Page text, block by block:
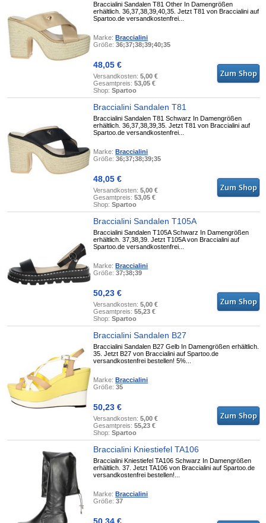
Braccialini Sandalen T81 Other In Damengrößen
erhältlich. 36,37,38,39,40,35. Jetzt T81 von Braccialini auf
Spartoo.de versandkostenfrei...
Marke:Braccialini
Größe:36;37;38;39;40;35
48,05 €
Versandkosten:5,00 €
Gesamtpreis:53,05 €
Shop:Spartoo
Braccialini Sandalen T81
Braccialini Sandalen T81 Schwarz In Damengrößen
erhältlich. 36,37,38,39,35. Jetzt T81 von Braccialini auf
Spartoo.de versandkostenfrei...
Marke:Braccialini
Größe:36;37;38;39;35
48,05 €
Versandkosten:5,00 €
Gesamtpreis:53,05 €
Shop:Spartoo
Braccialini Sandalen T105A
Braccialini Sandalen T105A Schwarz In Damengrößen
erhältlich. 37,38,39. Jetzt T105A von Braccialini auf
Spartoo.de versandkostenfrei...
Marke:Braccialini
Größe:37;38;39
50,23 €
Versandkosten:5,00 €
Gesamtpreis:55,23 €
Shop:Spartoo
Braccialini Sandalen B27
Braccialini Sandalen B27 Gelb In Damengrößen erhältlich.
35. Jetzt B27 von Braccialini auf Spartoo.de
versandkostenfrei bestellen! 5%...
Marke:Braccialini
Größe:35
50,23 €
Versandkosten:5,00 €
Gesamtpreis:55,23 €
Shop:Spartoo
Braccialini Kniestiefel TA106
Braccialini Kniestiefel TA106 Schwarz In Damengrößen
erhältlich. 37. Jetzt TA106 von Braccialini auf Spartoo.de
versandkostenfrei bestellen!...
Marke:Braccialini
Größe:37